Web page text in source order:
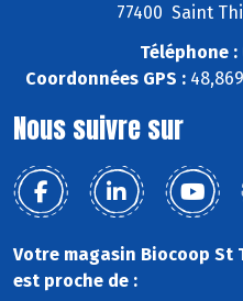
77400 Saint
Téléphone :
Coordonnées GPS :
Nous suivre sur
Votre magasin Biocoop St
est proche de :